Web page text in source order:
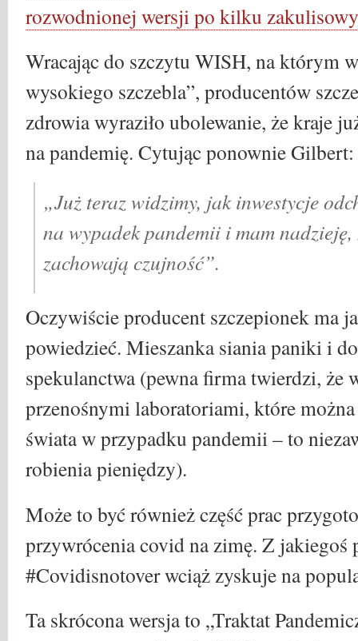
rozwodnionej wersji po kilku
Wracając do szczytu WISH, na którym
wysokiego szczebla”, producentów
zdrowia wyraziło ubolewanie, że kraje
na pandemię. Cytując ponownie Gilbert:
„Już teraz widzimy, jak inwestycje
na wypadek pandemii i mam
zachowają czujność”.
Oczywiście producent szczepionek ma
powiedzieć. Mieszanka siania paniki i
spekulanctwa (pewna firma twierdzi, że
przenośnymi laboratoriami, które można
świata w przypadku pandemii – to
robienia pieniędzy).
Może to być również część prac
przywrócenia covid na zimę. Z jakiegoś
#Covidisnotover wciąż zyskuje na
Ta skrócona wersja to „Traktat